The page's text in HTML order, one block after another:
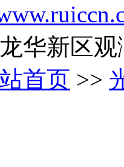
华新区
首页 >>